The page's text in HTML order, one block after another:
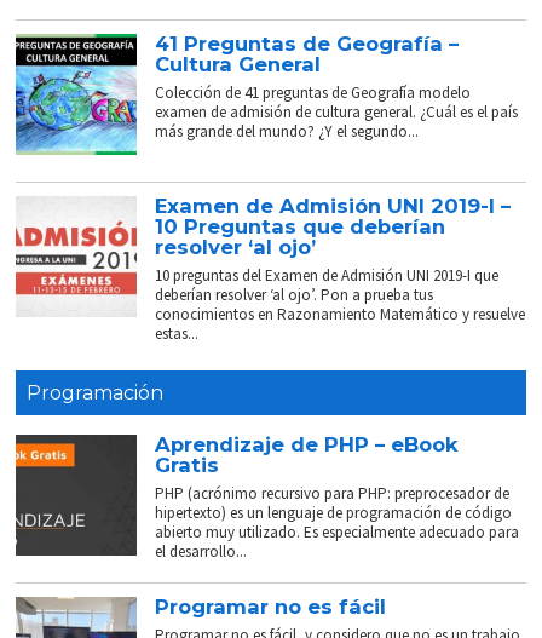
41 Preguntas de Geografía –
Cultura General
Colección de 41 preguntas de Geografía modelo
examen de admisión de cultura general. ¿Cuál es el país
más grande del mundo? ¿Y el segundo...
Examen de Admisión UNI 2019-I –
10 Preguntas que deberían
resolver ‘al ojo’
10 preguntas del Examen de Admisión UNI 2019-I que
deberían resolver ‘al ojo’. Pon a prueba tus
conocimientos en Razonamiento Matemático y resuelve
estas...
Programación
Aprendizaje de PHP – eBook
Gratis
PHP (acrónimo recursivo para PHP: preprocesador de
hipertexto) es un lenguaje de programación de código
abierto muy utilizado. Es especialmente adecuado para
el desarrollo...
Programar no es fácil